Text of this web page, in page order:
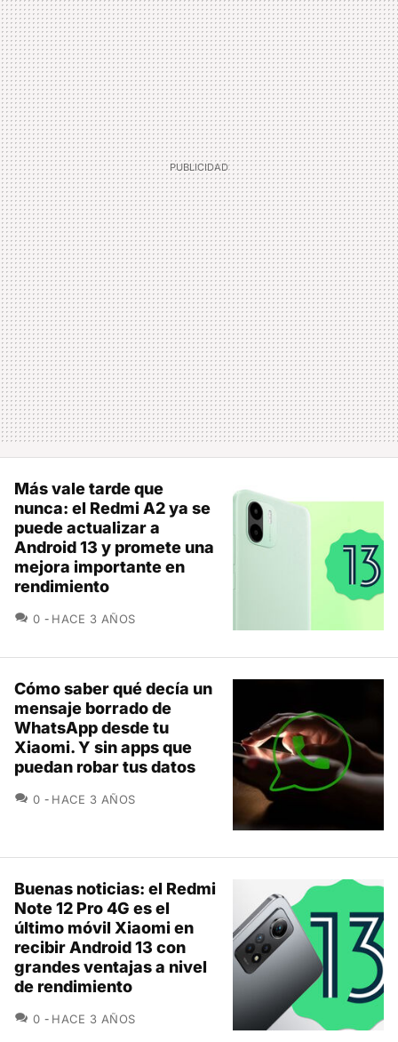
Más vale tarde que
nunca: el Redmi A2 ya se
puede actualizar a
Android 13 y promete una
mejora importante en
rendimiento
0 COMENTARIOS
HACE 3 AÑOS
Cómo saber qué decía un
mensaje borrado de
WhatsApp desde tu
Xiaomi. Y sin apps que
puedan robar tus datos
0 COMENTARIOS
HACE 3 AÑOS
Buenas noticias: el Redmi
Note 12 Pro 4G es el
último móvil Xiaomi en
recibir Android 13 con
grandes ventajas a nivel
de rendimiento
0 COMENTARIOS
HACE 3 AÑOS